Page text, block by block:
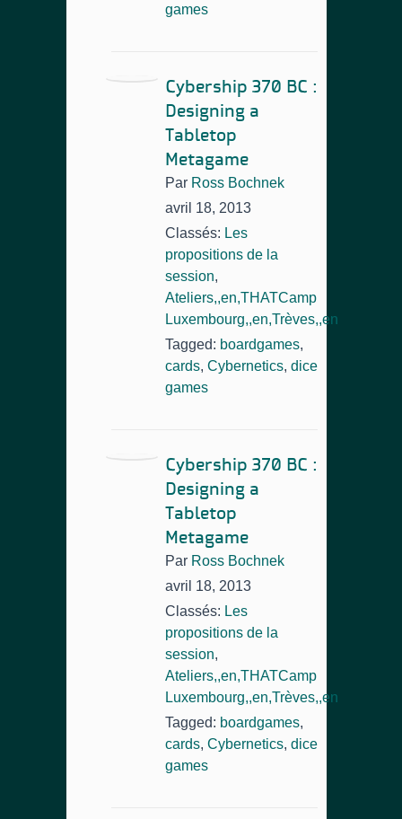
games
Cybership 370 BC :
Designing a
Tabletop
Metagame
Par Ross Bochnek
avril 18, 2013
Classés: Les
propositions de la
session,
Ateliers,,en,THATCamp
Luxembourg,,en,Trèves,,en
Tagged: boardgames,
cards, Cybernetics, dice
games
Cybership 370 BC :
Designing a
Tabletop
Metagame
Par Ross Bochnek
avril 18, 2013
Classés: Les
propositions de la
session,
Ateliers,,en,THATCamp
Luxembourg,,en,Trèves,,en
Tagged: boardgames,
cards, Cybernetics, dice
games